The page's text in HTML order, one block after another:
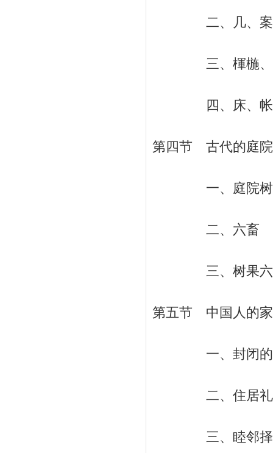
二、几、案、
三、楎椸、箧
四、床、帐
第四节 古代的庭
一、庭院树
二、六畜 /
三、树果六
第五节 中国人的
一、封闭的文
二、住居礼仪
三、睦邻择邻